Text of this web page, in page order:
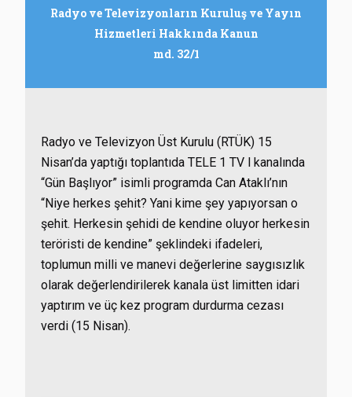
Radyo ve Televizyonların Kuruluş ve Yayın
Hizmetleri Hakkında Kanun
md. 32/1
Radyo ve Televizyon Üst Kurulu (RTÜK) 15
Nisan’da yaptığı toplantıda TELE 1 TV l kanalında
“Gün Başlıyor” isimli programda Can Ataklı’nın
“Niye herkes şehit? Yani kime şey yapıyorsan o
şehit. Herkesin şehidi de kendine oluyor herkesin
teröristi de kendine” şeklindeki ifadeleri,
toplumun milli ve manevi değerlerine saygısızlık
olarak değerlendirilerek kanala üst limitten idari
yaptırım ve üç kez program durdurma cezası
verdi (15 Nisan).